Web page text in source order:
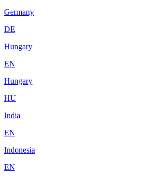
Germany
DE
Hungary
EN
Hungary
HU
India
EN
Indonesia
EN